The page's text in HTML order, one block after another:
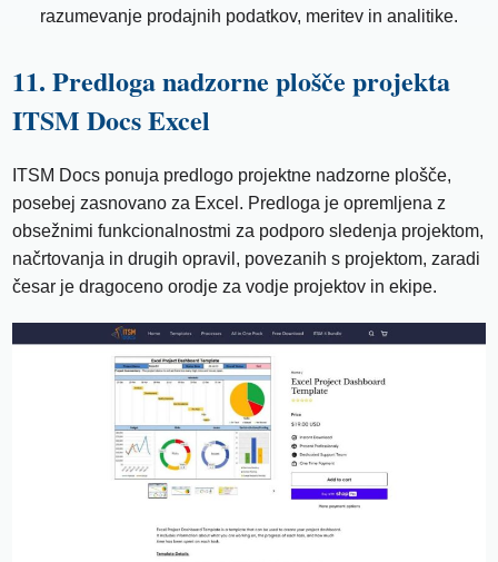
razumevanje prodajnih podatkov, meritev in analitike.
11. Predloga nadzorne plošče projekta
ITSM Docs Excel
ITSM Docs ponuja predlogo projektne nadzorne plošče,
posebej zasnovano za Excel. Predloga je opremljena z
obsežnimi funkcionalnostmi za podporo sledenja projektom,
načrtovanja in drugih opravil, povezanih s projektom, zaradi
česar je dragoceno orodje za vodje projektov in ekipe.